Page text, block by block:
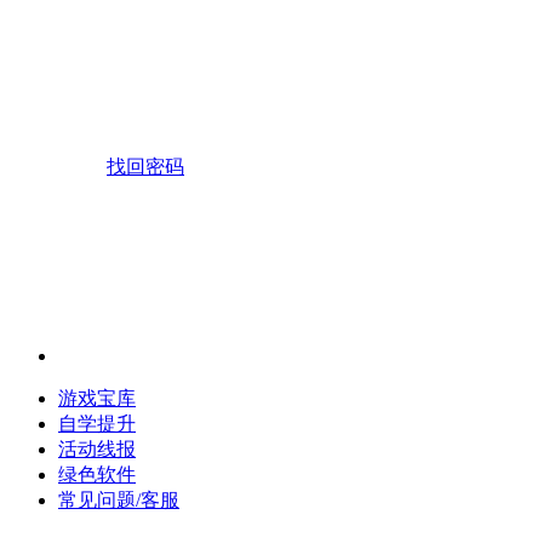
找回密码
游戏宝库
自学提升
活动线报
绿色软件
常见问题/客服